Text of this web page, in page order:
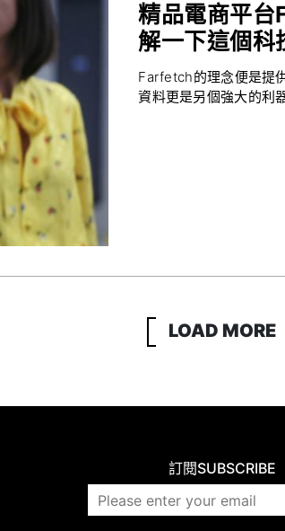
精品電商平
解一下這個科
Farfetch的理念便是提
資料更是另個強大的利
LOAD MORE
訂閱SUBSCRIBE